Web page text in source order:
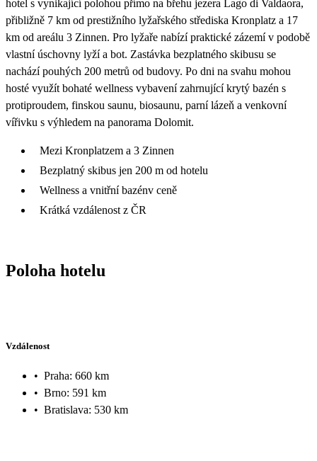
hotel s vynikající polohou přímo na břehu jezera Lago di Valdaora,
přibližně 7 km od prestižního lyžařského střediska Kronplatz a 17
km od areálu 3 Zinnen. Pro lyžaře nabízí praktické zázemí v podobě
vlastní úschovny lyží a bot. Zastávka bezplatného skibusu se
nachází pouhých 200 metrů od budovy. Po dni na svahu mohou
hosté využít bohaté wellness vybavení zahrnující krytý bazén s
protiproudem, finskou saunu, biosaunu, parní lázeň a venkovní
vířivku s výhledem na panorama Dolomit.
Mezi Kronplatzem a 3 Zinnen
Bezplatný skibus jen 200 m od hotelu
Wellness a vnitřní bazénv ceně
Krátká vzdálenost z ČR
Poloha hotelu
Vzdálenost
• Praha: 660 km
• Brno: 591 km
• Bratislava: 530 km